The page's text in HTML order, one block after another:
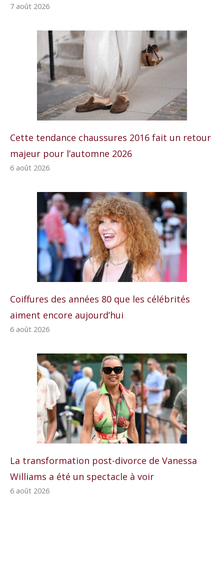
7 août 2026
Cette tendance chaussures 2016 fait un retour
majeur pour l’automne 2026
6 août 2026
Coiffures des années 80 que les célébrités
aiment encore aujourd’hui
6 août 2026
La transformation post-divorce de Vanessa
Williams a été un spectacle à voir
6 août 2026